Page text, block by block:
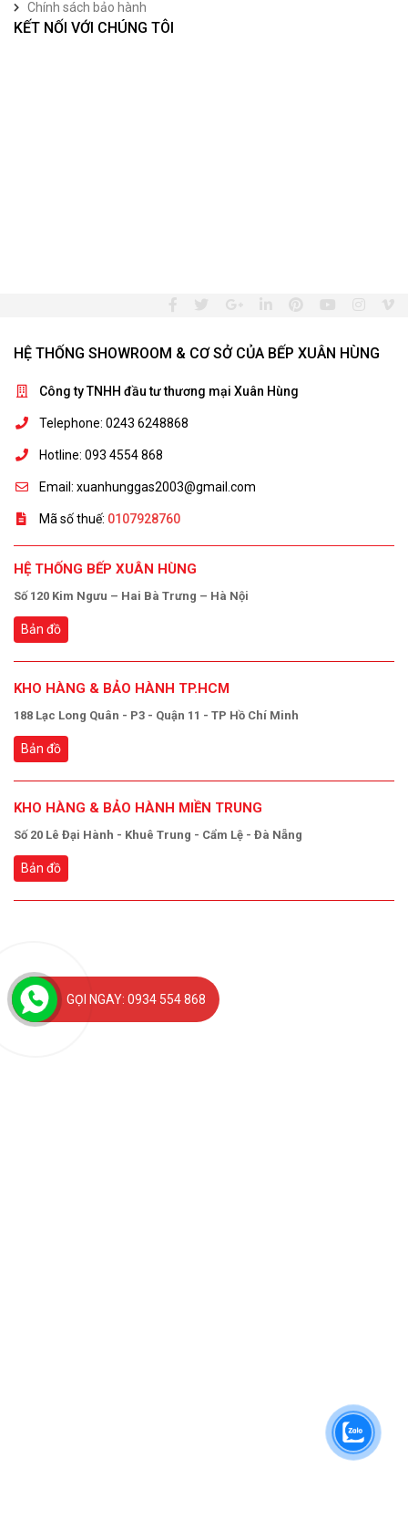
Chính sách bảo hành
KẾT NỐI VỚI CHÚNG TÔI
HỆ THỐNG SHOWROOM & CƠ SỞ CỦA BẾP XUÂN HÙNG
Công ty TNHH đầu tư thương mại Xuân Hùng
Telephone: 0243 6248868
Hotline: 093 4554 868
Email: xuanhunggas2003@gmail.com
Mã số thuế: 0107928760
HỆ THỐNG BẾP XUÂN HÙNG
Số 120 Kim Ngưu – Hai Bà Trưng – Hà Nội
Bản đồ
KHO HÀNG & BẢO HÀNH TP.HCM
188 Lạc Long Quân - P3 - Quận 11 - TP Hồ Chí Minh
Bản đồ
KHO HÀNG & BẢO HÀNH MIỀN TRUNG
Số 20 Lê Đại Hành - Khuê Trung - Cẩm Lệ - Đà Nẵng
Bản đồ
GỌI NGAY: 0934 554 868